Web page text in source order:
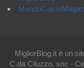
MigliorBlog.it è un
C.da Ciluzzo, snc -